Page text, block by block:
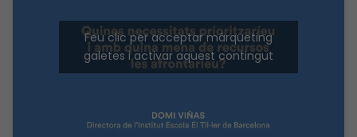
Feu clic per acceptar màrqueting
galetes i activar aquest contingut